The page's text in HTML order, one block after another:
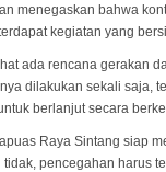
menegaskan bahwa
kegiatan yang
ada rencana gerakan
dilakukan sekali saja,
berlanjut secara
Raya Sintang siap
tidak, pencegahan harus